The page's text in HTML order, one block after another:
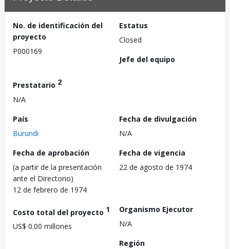
No. de identificación del
proyecto
P000169
Estatus
Closed
Jefe del equipo
Prestatario 2
N/A
País
Burundi
Fecha de divulgación
N/A
Fecha de aprobación
(a partir de la presentación
ante el Directorio)
12 de febrero de 1974
Fecha de vigencia
22 de agosto de 1974
Costo total del proyecto 1
US$ 0.00 millones
Organismo Ejecutor
N/A
Región